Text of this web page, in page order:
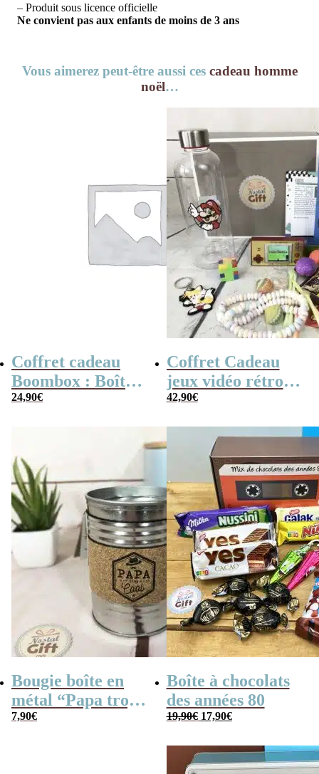
– Produit sous licence officielle
Ne convient pas aux enfants de moins de 3 ans
Vous aimerez peut-être aussi ces cadeau homme
noël…
Coffret cadeau
Boombox : Boîte
bonbons des
24,90€
Coffret Cadeau
jeux vidéo rétro
(avec sa console de
42,90€
Bougie boîte en
métal “Papa trop
cool” (gris)
7,90€
Boîte à chocolats
des années 80
19,90€ Le
était :
19,90€.
17,90€Le
est :
17,90€.